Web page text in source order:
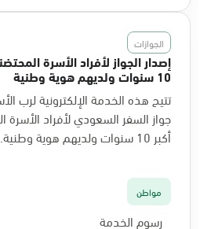
الجوازات
إصدار الجواز لأفراد الأسرة
10 سنوات ولديهم هوية وطنية
تتيح هذه الخدمة الإلكترونية لرب
جواز السفر السعودي لأفراد
أكبر 10 سنوات ولديهم هوية وطنية.
مواطن
رسوم الخدمة